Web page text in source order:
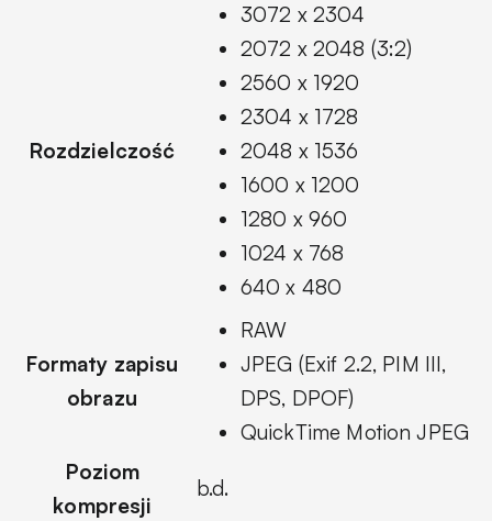
Rozdzielczość
3072 x 2304
2072 x 2048 (3:2)
2560 x 1920
2304 x 1728
2048 x 1536
1600 x 1200
1280 x 960
1024 x 768
640 x 480
Formaty zapisu
obrazu
RAW
JPEG (Exif 2.2, PIM III,
DPS, DPOF)
QuickTime Motion JPEG
Poziom
kompresji
b.d.